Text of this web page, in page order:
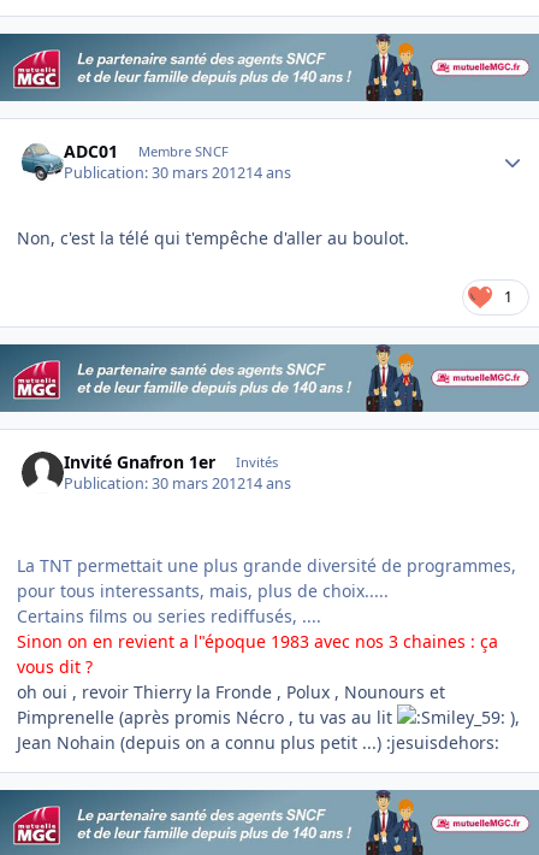
ADC01 Membre SNCF
Publication:30 mars 201214 ans
Non, c'est la télé qui t'empêche d'aller au boulot.
1
Invité Gnafron 1er Invités
Publication:30 mars 201214 ans
La TNT permettait une plus grande diversité de programmes,
pour tous interessants, mais, plus de choix.....
Certains films ou series rediffusés, ....
Sinon on en revient a l"époque 1983 avec nos 3 chaines : ça
vous dit ?
oh oui , revoir Thierry la Fronde , Polux , Nounours et
Pimprenelle (après promis Nécro , tu vas au lit
),
Jean Nohain (depuis on a connu plus petit ...) :jesuisdehors: